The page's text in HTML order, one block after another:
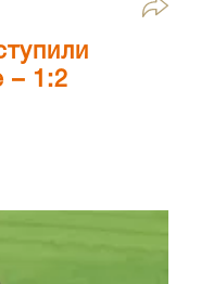
– 1:2